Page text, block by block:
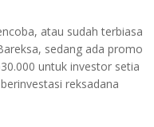
atau sudah terbiasa
sedang ada promo
untuk investor setia
reksadana